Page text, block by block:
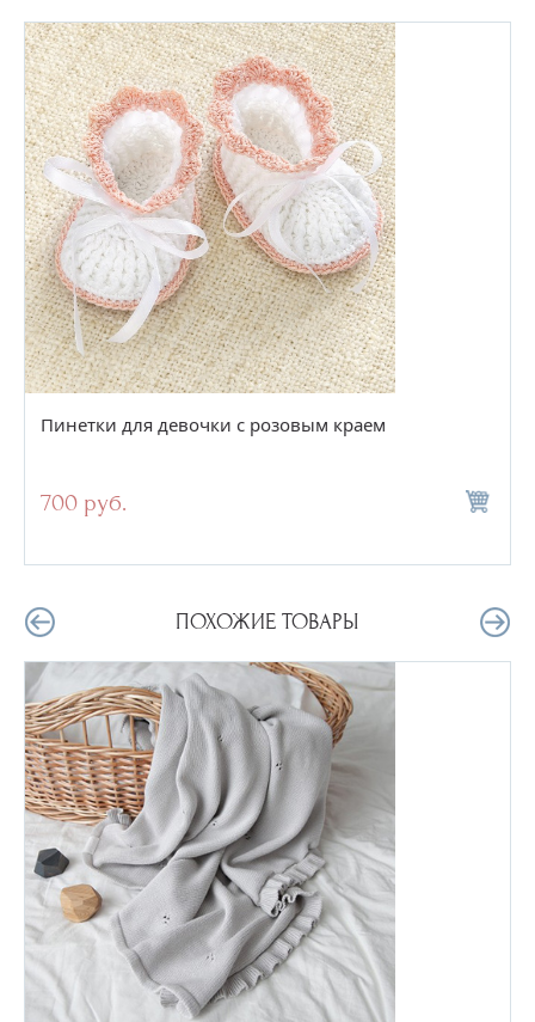
Пинетки для девочки с розовым краем
700 руб.
ПОХОЖИЕ ТОВАРЫ